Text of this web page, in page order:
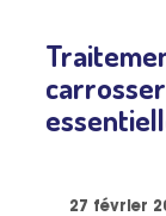
27 février